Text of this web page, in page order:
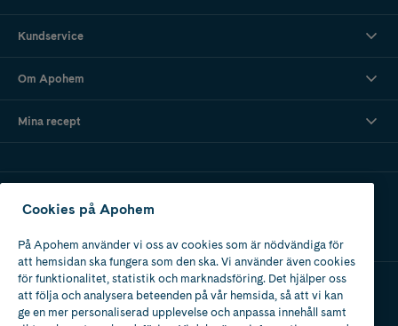
Kundservice
Om Apohem
Mina recept
Apotek med tillstånd
av Läkemedelsverket
Cookies på Apohem
På Apohem använder vi oss av cookies som är nödvändiga för
att hemsidan ska fungera som den ska. Vi använder även cookies
för funktionalitet, statistik och marknadsföring. Det hjälper oss
att följa och analysera beteenden på vår hemsida, så att vi kan
ge en mer personaliserad upplevelse och anpassa innehåll samt